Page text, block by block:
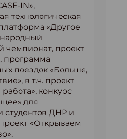
IN»,
технологическая
«Другое
чемпионат, проект
программа
поездок «Больше,
в т.ч. проект
конкурс
для
студентов ДНР и
«Открываем